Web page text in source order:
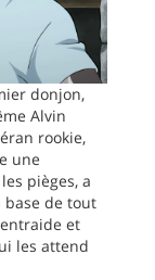
donjon,
Alvin
rookie,
une
pièges, a
base de tout
et
les attend